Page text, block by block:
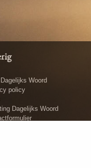
Woord
policy
Dagelijks Woord